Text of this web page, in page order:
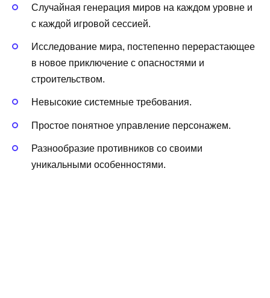
Случайная генерация миров на каждом уровне и
с каждой игровой сессией.
Исследование мира, постепенно перерастающее
в новое приключение с опасностями и
строительством.
Невысокие системные требования.
Простое понятное управление персонажем.
Разнообразие противников со своими
уникальными особенностями.